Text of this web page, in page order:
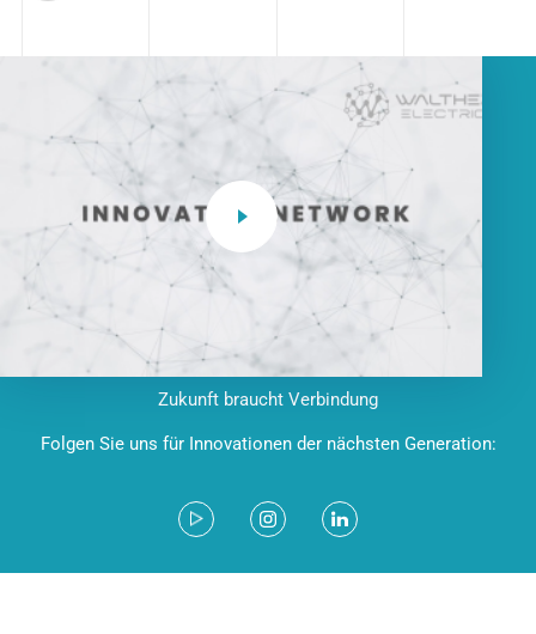
Zukunft braucht Verbindung
Folgen Sie uns für Innovationen der nächsten Generation: